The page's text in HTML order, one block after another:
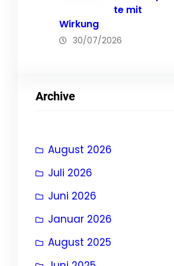
te mit
Wirkung
30/07/2026
Archive
August 2026
Juli 2026
Juni 2026
Januar 2026
August 2025